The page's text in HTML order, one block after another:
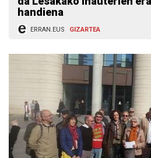
handiena
ERRAN.EUS GIZARTEA